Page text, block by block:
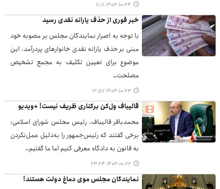
۱۴۰۳-۱۰-۲۴ ۱۱:۱۸
خبر فوری از حذف یارانه نقدی رسید
با توجه به اصرار نمایندگان مجلس بر مصوبه خود
مبنی بر حذف یارانه نقدی خانوارهای پردرآمد، این
موضوع برای تعیین تکلیف به مجمع تشخیص
مصلحت…
۱۴۰۳-۱۰-۲۳ ۱۲:۵۷
قالیباف ول‌کن برکناری ظریف نیست! +ویدیو
محمدباقر قالیباف، رئیس مجلس شورای اسلامی:
برخی گفتند که رئیس‌جمهور را به‌دلیل عمل‌نکردن
به قانون به دادگاه معرفی کنیم اما ما گفتیم…
۱۴۰۳-۱۰-۲۲ ۲۳:۲۴
نمایندگان مجلس موی دماغ دولت هستند!